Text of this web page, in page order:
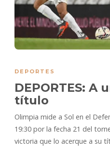
DEPORTES
DEPORTES: A
título
Olimpia mide a Sol en el
19:30 por la fecha 21 del
victoria que lo acerque a su